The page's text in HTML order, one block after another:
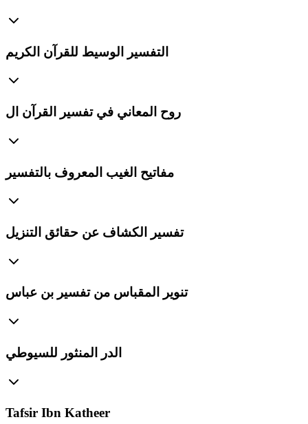
التفسير الوسيط للقرآن الكريم
روح المعاني في تفسير القرآن ال
مفاتيح الغيب المعروف بالتفسير
تفسير الكشاف عن حقائق التنزيل
تنوير المقباس من تفسير بن عباس
الدر المنثور للسيوطي
Tafsir Ibn Katheer